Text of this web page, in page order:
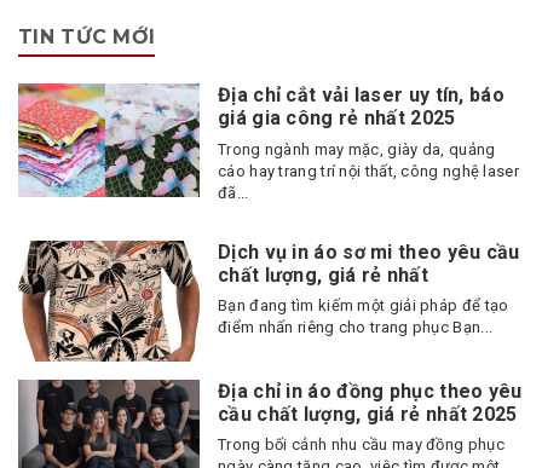
TIN TỨC MỚI
Địa chỉ cắt vải laser uy tín, báo
giá gia công rẻ nhất 2025
Trong ngành may mặc, giày da, quảng
cáo hay trang trí nội thất, công nghệ laser
đã...
Dịch vụ in áo sơ mi theo yêu cầu
chất lượng, giá rẻ nhất
Bạn đang tìm kiếm một giải pháp để tạo
điểm nhấn riêng cho trang phục Bạn...
Địa chỉ in áo đồng phục theo yêu
cầu chất lượng, giá rẻ nhất 2025
Trong bối cảnh nhu cầu may đồng phục